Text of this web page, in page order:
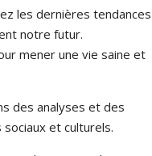
les dernières tendances
notre futur.
mener une vie saine et
des analyses et des
et culturels.